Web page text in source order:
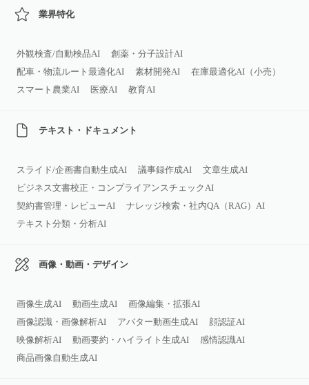
業界特化
外観検査/自動検品AI
創薬・分子設計AI
配車・物流ルート最適化AI
素材開発AI
在庫最適化AI（小売）
スマート農業AI
医療AI 教育AI
テキスト・ドキュメント
スライド/企画書自動生成AI 議事録作成AI
文章生成AI
ビジネス文書校正・コンプライアンスチェックAI
契約書管理・レビューAI
ナレッジ検索・社内QA（RAG）AI
テキスト分類・分析AI
画像・動画・デザイン
画像生成AI 動画生成AI
画像編集・拡張AI
画像認識・画像解析AI
アバター動画生成AI
顔認証AI
映像解析AI
動画要約・ハイライト生成AI
感情認識AI
商品画像自動生成AI